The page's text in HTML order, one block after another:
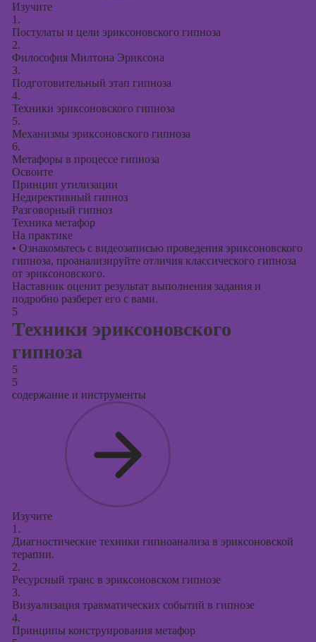
Изучите
1.
Постулаты и цели эриксоновского гипноза
2.
Философия Милтона Эриксона
3.
Подготовительный этап гипноза
4.
Техники эриксоновского гипноза
5.
Механизмы эриксоновского гипноза
6.
Метафоры в процессе гипноза
Освоите
Принцип утилизации
Недирективный гипноз
Разговорный гипноз
Техника метафор
На практике
• Ознакомьтесь с видеозаписью проведения эриксоновского
гипноза, проанализируйте отличия классического гипноза
от эриксоновского.
Наставник оценит результат выполнения задания и
подробно разберет его с вами.
5
Техники эриксоновского
гипноза
5
5
содержание и инструменты
Изучите
1.
Диагностические техники гипноанализа в эриксоновской
терапии.
2.
Ресурсный транс в эриксоновском гипнозе
3.
Визуализация травматических событий в гипнозе
4.
Принципы конструирования метафор